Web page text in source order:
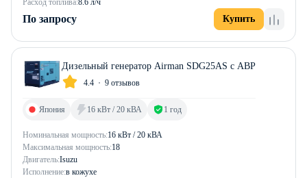
Расход топлива:8.6 л/ч
По запросу Купить
Дизельный генератор Airman SDG25AS с АВР
4.4 9 отзывов
Номинальная мощность:16 кВт / 20 кВА
Максимальная мощность:18
Двигатель:Isuzu
Исполнение:в кожухе
Япония 16 кВт / 20 кВА 1 год